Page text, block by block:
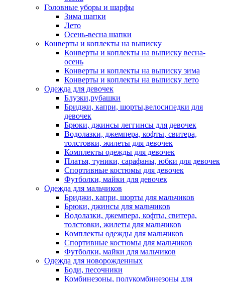
Головные уборы и шарфы
Зима шапки
Лето
Осень-весна шапки
Конверты и коплекты на выписку
Конверты и коплекты на выписку весна-
осень
Конверты и коплекты на выписку зима
Конверты и коплекты на выписку лето
Одежда для девочек
Блузки,рубашки
Бриджи, капри, шорты,велосипедки для
девочек
Брюки, джинсы леггинсы для девочек
Водолазки, джемпера, кофты, свитера,
толстовки, жилеты для девочек
Комплекты одежды для девочек
Платья, туники, сарафаны, юбки для девочек
Спортивные костюмы для девочек
Футболки, майки для девочек
Одежда для мальчиков
Бриджи, капри, шорты для мальчиков
Брюки, джинсы для мальчиков
Водолазки, джемпера, кофты, свитера,
толстовки, жилеты для мальчиков
Комплекты одежды для мальчиков
Спортивные костюмы для мальчиков
Футболки, майки для мальчиков
Одежда для новорожденных
Боди, песочники
Комбинезоны, полукомбинезоны для